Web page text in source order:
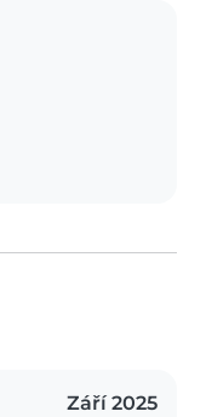
Září 2025